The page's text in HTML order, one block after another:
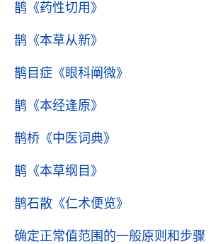
鹊 《药性切用》
鹊 《本草从新》
鹊目症 《眼科阐微》
鹊 《本经逢原》
鹊桥 《中医词典》
鹊 《本草纲目》
鹊石散 《仁术便览》
确定正常值范围的一般原则和步骤